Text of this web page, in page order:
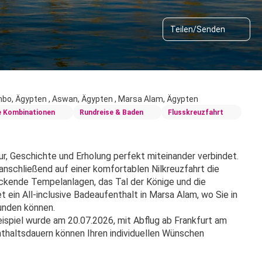
Teilen/Senden
Ägypten , Aswan, Ägypten , Marsa Alam, Ägypten
Kombinationen Rundreise & Baden Flusskreuzfahrt
Geschichte und Erholung perfekt miteinander verbindet.
auf einer komfortablen Nilkreuzfahrt die
Tempelanlagen, das Tal der Könige und die
All-inclusive Badeaufenthalt in Marsa Alam, wo Sie in
können.
wurde am 20.07.2026, mit Abflug ab Frankfurt am
können Ihren individuellen Wünschen